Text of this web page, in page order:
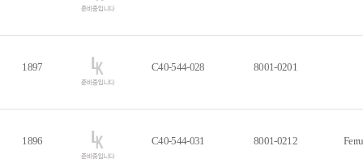
1897 C40-544-028 8001-0201
1896 C40-544-031 8001-0212